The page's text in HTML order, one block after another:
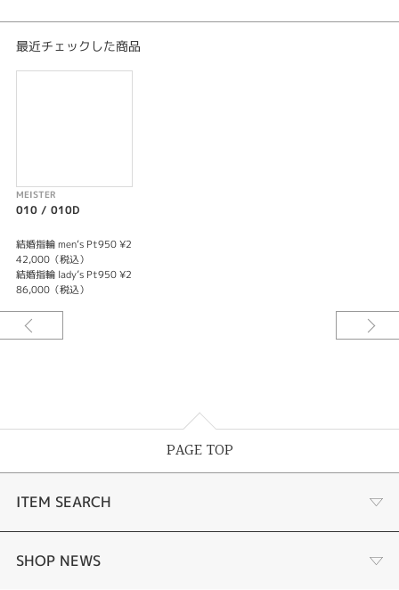
中で最も細みのモデルで、センターを境に、ポリッシュとヘアラインを楽し
めるデザインとなっております。お好みによって、オールポリッシュ加工や
最近チェックした商品
MEISTER
010 / 010D
結婚指輪 men‘s Pt950 ¥2
42,000（税込）
結婚指輪 lady’s Pt950 ¥2
86,000（税込）
PAGE TOP
ITEM SEARCH
婚約指輪
SHOP NEWS